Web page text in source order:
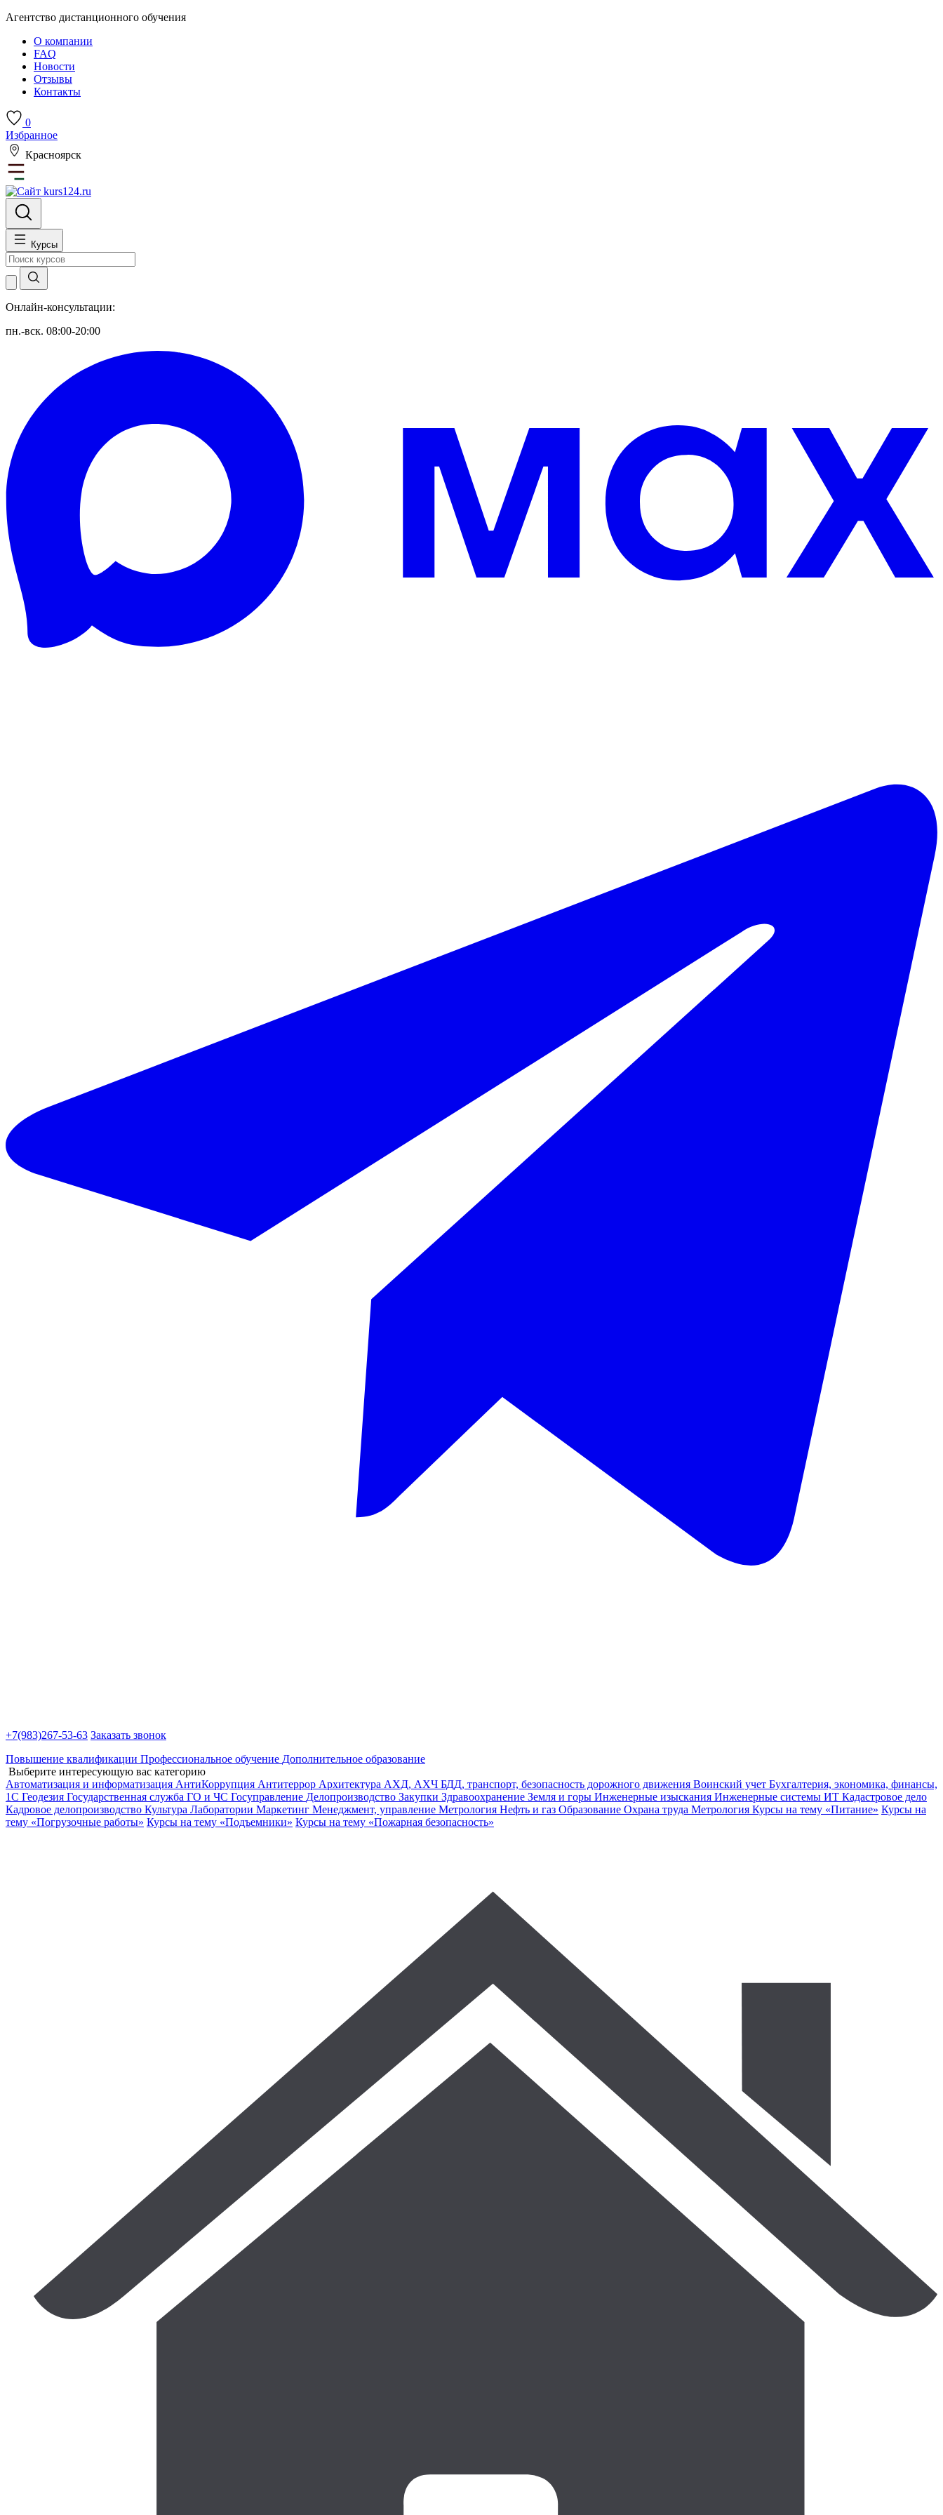
Агентство дистанционного обучения
О компании
FAQ
Новости
Отзывы
Контакты
0
Избранное
Красноярск
Курсы
Онлайн-консультации:
пн.-вск. 08:00-20:00
+7(983)267-53-63 Заказать звонок
Повышение квалификации Профессиональное обучение Дополнительное образование
Выберите интересующую вас категорию
Автоматизация и информатизация АнтиКоррупция Антитеррор Архитектура АХД, АХЧ БДД, транспорт, безопасность дорожного движения Воинский учет Бухгалтерия, экономика, финансы,
1С Геодезия Государственная служба ГО и ЧС Госуправление Делопроизводство Закупки Здравоохранение Земля и горы Инженерные изыскания Инженерные системы ИТ Кадастровое дело
Кадровое делопроизводство Культура Лаборатории Маркетинг Менеджмент, управление Метрология Нефть и газ Образование Охрана труда Метрология Курсы на тему «Питание» Курсы на
тему «Погрузочные работы» Курсы на тему «Подъемники» Курсы на тему «Пожарная безопасность»